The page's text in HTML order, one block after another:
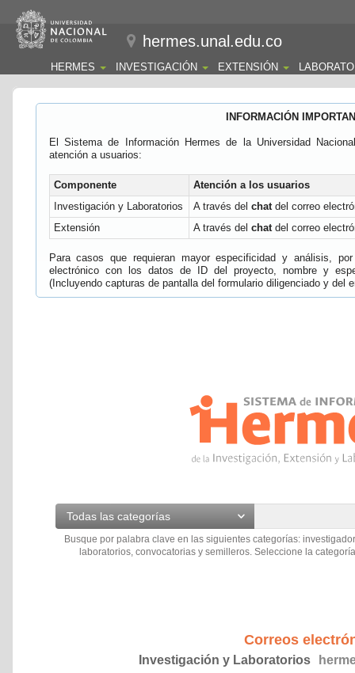
hermes.unal.edu.co
HERMES INVESTIGACIÓN EXTENSIÓN
INFORMACIÓN
El Sistema de Información Hermes de la Universidad
atención a usuarios:
Componente
Atención a los usuarios
Investigación y Laboratorios
A través del chatdel correo
Extensión
A través del chatdel correo
Para casos que requieran mayor especificidad y análisis,
electrónico con los datos de ID del proyecto, nombre y
(Incluyendo capturas de pantalla del formulario diligenciado y del
Todas las categorías
Busque por palabra clave en las siguientes categorías:
laboratorios, convocatorias y semilleros. Seleccione la
Correos
Investigación y Laboratorios